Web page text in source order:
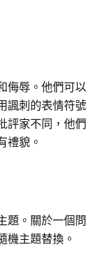
侮辱。他們可以
諷刺的表情符號
評家不同，他們
禮貌。
題。關於一個問
機主題替換。